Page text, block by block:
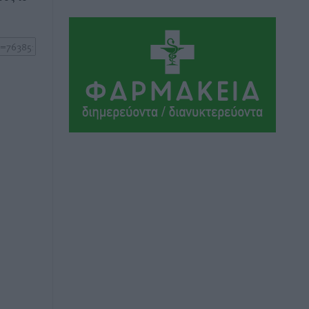
Κατταβιά: Πρόεδρος ο Μανώλης
Φραντζής, απέκτησε τον νεαρό
Καρακασιάν
Αθλητικά• πριν 12 ώρες